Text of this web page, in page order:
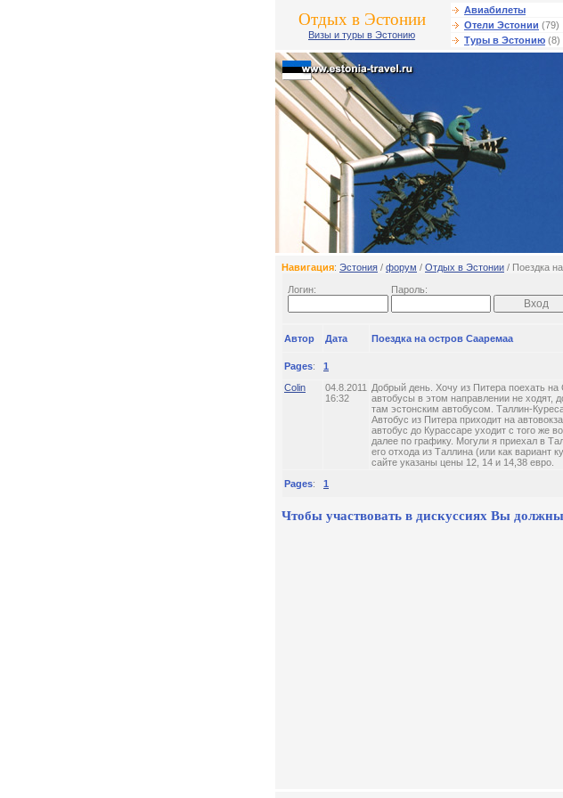
Отдых в Эстонии
Визы и туры в Эстонию
Авиабилеты
Отели Эстонии (79)
Туры в Эстонию (8)
Навигация: Эстония / форум / Отдых в Эстонии / Поездка
Логин: Пароль:
Автор Дата Поездка на остров Сааремаа
Pages: 1
Colin
04.8.2011
16:32
Добрый день. Хочу из Питера поехать
автобусы в этом направлении не ходят,
там эстонским автобусом. Таллин-
Автобус из Питера приходит на
автобус до Курассаре уходит с того же
далее по графику. Могули я приехал в
его отхода из Таллина (или как вариант
сайте указаны цены 12, 14 и 14,38 евро.
Pages: 1
Чтобы участвовать в дискуссиях Вы должны